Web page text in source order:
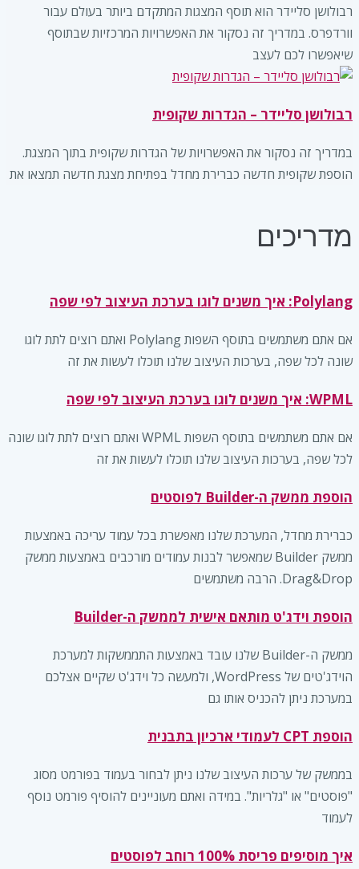
רבולושן סליידר הוא תוסף המצגות המתקדם ביותר בעולם עבור
וורדפרס. במדריך זה נסקור את האפשרויות המרכזיות שבתוסף
שיאפשרו לכם לעצב
רבולושן סליידר – הגדרות שקופית
במדריך זה נסקור את האפשרויות של הגדרות שקופית בתוך המצגת.
הוספת שקופית חדשה כברירת מחדל בפתיחת מצגת חדשה תמצאו את
מדריכים
Polylang: איך משנים לוגו בערכת העיצוב לפי שפה
אם אתם משתמשים בתוסף השפות Polylang ואתם רוצים לתת לוגו
שונה לכל שפה, בערכות העיצוב שלנו תוכלו לעשות את זה
WPML: איך משנים לוגו בערכת העיצוב לפי שפה
אם אתם משתמשים בתוסף השפות WPML ואתם רוצים לתת לוגו שונה
לכל שפה, בערכות העיצוב שלנו תוכלו לעשות את זה
הוספת ממשק ה-Builder לפוסטים
כברירת מחדל, המערכת שלנו מאפשרת בכל עמוד עריכה באמצעות
ממשק Builder שמאפשר לבנות עמודים מורכבים באמצעות ממשק
Drag&Drop. הרבה משתמשים
הוספת וידג'ט מותאם אישית לממשק ה-Builder
ממשק ה-Builder שלנו עובד באמצעות התממשקות למערכת
הוידג'טים של WordPress, ולמעשה כל וידג'ט שקיים אצלכם
במערכת ניתן להכניס אותו גם
הוספת CPT לעמודי ארכיון בתבנית
בממשק של ערכות העיצוב שלנו ניתן לבחור בעמוד בפורמט מסוג
"פוסטים" או "גלריות". במידה ואתם מעוניינים להוסיף פורמט נוסף
לעמוד
איך מוסיפים פריסת 100% רוחב לפוסטים